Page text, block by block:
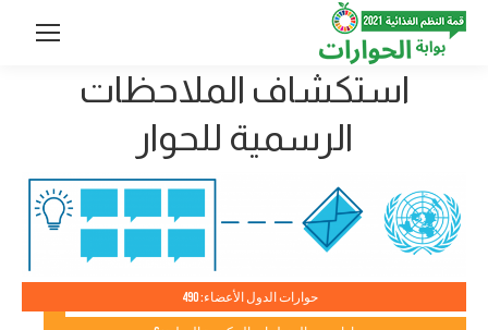
استكشاف الملاحظات
الرسمية للحوار
حوارات الدول الأعضاء: 490